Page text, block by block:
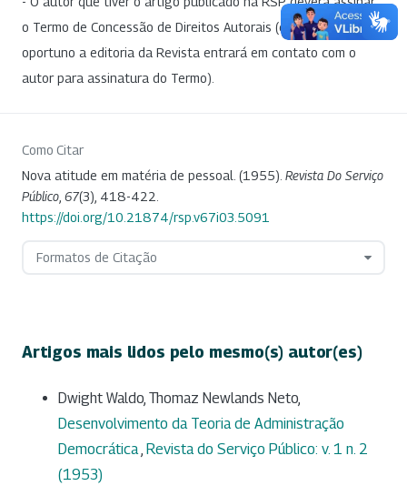
o Termo de Concessão de Direitos Autorais (em momento
oportuno a editoria da Revista entrará em contato com o
autor para assinatura do Termo).
Como Citar
Nova atitude em matéria de pessoal. (1955). Revista Do Serviço
Público 67(3), 418-422.
https://doi.org/10.21874/rsp.v67i03.5091
Formatos de Citação
Artigos mais lidos pelo mesmo(s) autor(es)
Dwight Waldo, Thomaz Newlands Neto,
Desenvolvimento da Teoria de Administração
Democrática, Revista do Serviço Público: v. 1 n. 2
(1953)